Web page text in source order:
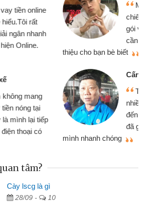
Mình cần tiền gấp nên định cầm cố
chiếc xe wave nhưng thật may đã có
gói vay tiền bằng CMND online không
cần gặp mặt nên rất tiện lợi, sẽ giới
Cấn Văn Lực - Tạp hóa
Tôi kinh doanh buôn bán nhỏ lẻ
nhiều lúc cần vốn nhập hàng, nhờ biết
đến website qua bạn bè giới thiệu tôi
đã giải quyết được công việc của
tâm?
Cày lscg là gì
28/09 - 10